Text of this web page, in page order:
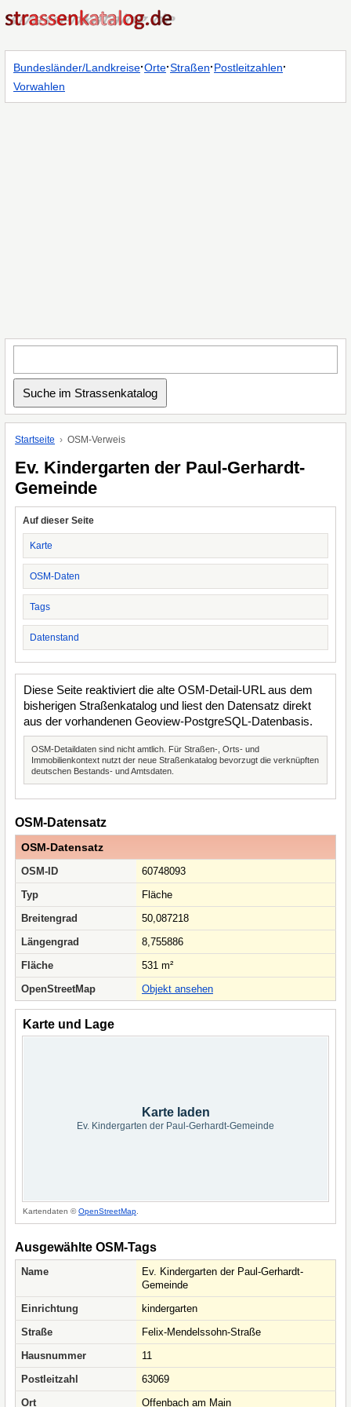
Bundesländer/Landkreise·Orte·Straßen·Postleitzahlen·
Vorwahlen
Startseite OSM-Verweis
Ev. Kindergarten der Paul-Gerhardt-
Gemeinde
Auf dieser Seite
Karte
OSM-Daten
Tags
Datenstand
Diese Seite reaktiviert die alte OSM-Detail-URL aus dem
bisherigen Straßenkatalog und liest den Datensatz direkt
aus der vorhandenen Geoview-PostgreSQL-Datenbasis.
OSM-Detaildaten sind nicht amtlich. Für Straßen-, Orts- und
Immobilienkontext nutzt der neue Straßenkatalog bevorzugt die verknüpften
deutschen Bestands- und Amtsdaten.
OSM-Datensatz
OSM-Datensatz
OSM-ID
60748093
Typ
Fläche
Breitengrad
50,087218
Längengrad
8,755886
Fläche
531 m²
OpenStreetMap
Objekt ansehen
Karte und Lage
Karte laden
Ev. Kindergarten der Paul-Gerhardt-Gemeinde
Kartendaten ©OpenStreetMap
Ausgewählte OSM-Tags
Name
Ev. Kindergarten der Paul-Gerhardt-
Gemeinde
Einrichtung
kindergarten
Straße
Felix-Mendelssohn-Straße
Hausnummer
11
Postleitzahl
63069
Ort
Offenbach am Main